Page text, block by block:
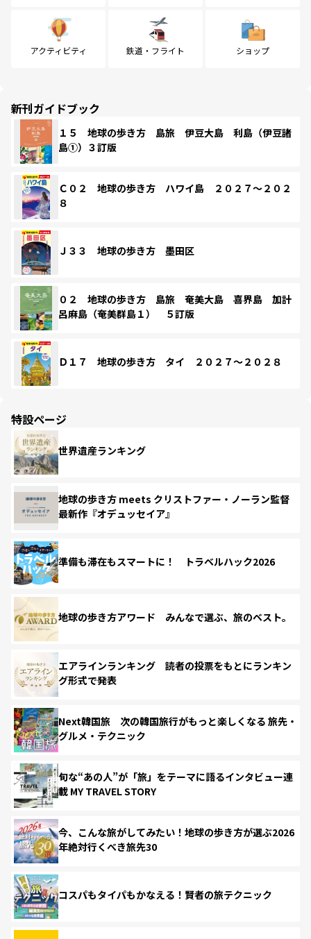
アクティビティ 鉄道・フライト ショップ
新刊ガイドブック
１５ 地球の歩き方 島旅 伊豆大島 利島（伊豆諸
島①）３訂版
Ｃ０２ 地球の歩き方 ハワイ島 ２０２７～２０２
８
Ｊ３３ 地球の歩き方 墨田区
０２ 地球の歩き方 島旅 奄美大島 喜界島 加計
呂麻島（奄美群島１） ５訂版
Ｄ１７ 地球の歩き方 タイ ２０２７～２０２８
特設ページ
世界遺産ランキング
地球の歩き方 meets クリストファー・ノーラン監督
最新作『オデュッセイア』
準備も滞在もスマートに！ トラベルハック2026
地球の歩き方アワード みんなで選ぶ、旅のベスト。
エアラインランキング 読者の投票をもとにランキン
グ形式で発表
Next韓国旅 次の韓国旅行がもっと楽しくなる 旅先・
グルメ・テクニック
旬な“あの人”が「旅」をテーマに語るインタビュー連
載 MY TRAVEL STORY
今、こんな旅がしてみたい！地球の歩き方が選ぶ2026
年絶対行くべき旅先30
コスパもタイパもかなえる！賢者の旅テクニック